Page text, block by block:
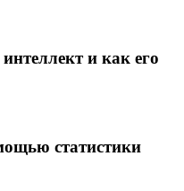
и как его
статистики